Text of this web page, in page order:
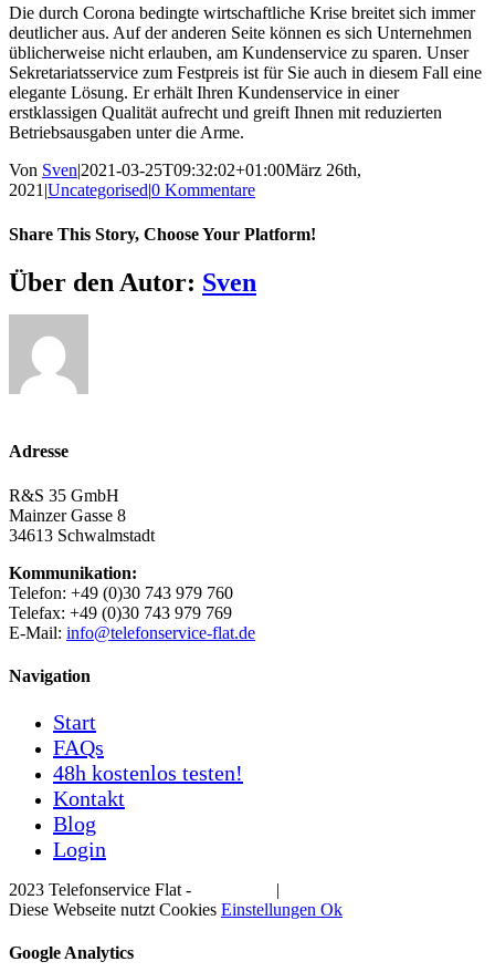
Die durch Corona bedingte wirtschaftliche Krise breitet sich immer
deutlicher aus. Auf der anderen Seite können es sich Unternehmen
üblicherweise nicht erlauben, am Kundenservice zu sparen. Unser
Sekretariatsservice zum Festpreis ist für Sie auch in diesem Fall eine
elegante Lösung. Er erhält Ihren Kundenservice in einer
erstklassigen Qualität aufrecht und greift Ihnen mit reduzierten
Betriebsausgaben unter die Arme.
Von Sven|2021-03-25T09:32:02+01:00März 26th,
2021|Uncategorised|0 Kommentare
Share This Story, Choose Your Platform!
Über den Autor: Sven
Adresse
R&S 35 GmbH
Mainzer Gasse 8
34613 Schwalmstadt
Kommunikation:
Telefon: +49 (0)30 743 979 760
Telefax: +49 (0)30 743 979 769
E-Mail: info@telefonservice-flat.de
Navigation
Start
FAQs
48h kostenlos testen!
Kontakt
Blog
Login
2023 Telefonservice Flat - |
Diese Webseite nutzt Cookies Einstellungen Ok
Google Analytics